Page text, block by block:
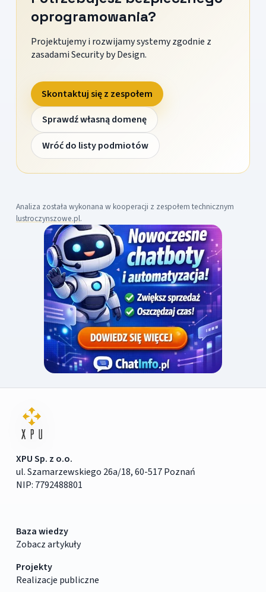
oprogramowania?
Projektujemy i rozwijamy systemy zgodnie z
zasadami Security by Design.
Skontaktuj się z zespołem
Sprawdź własną domenę
Wróć do listy podmiotów
Analiza została wykonana w kooperacji z zespołem technicznym
lustroczynszowe.pl.
XPU Sp. z o.o.
ul. Szamarzewskiego 26a/18, 60-517 Poznań
NIP: 7792488801
Baza wiedzy
Zobacz artykuły
Projekty
Realizacje publiczne